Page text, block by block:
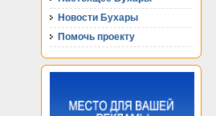
Новости Бухары
Помочь проекту